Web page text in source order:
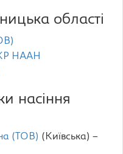
області
НААН
насіння
(ТОВ) (Київська) –